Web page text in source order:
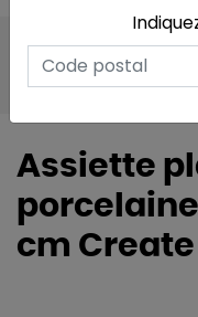
Tous les produits
Vaisselle
Assiette
cm Create